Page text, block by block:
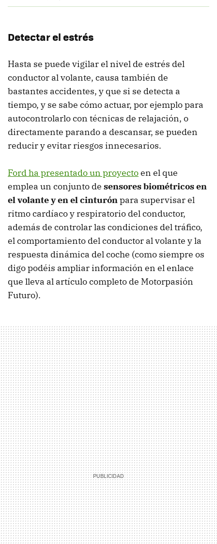
Detectar el estrés
Hasta se puede vigilar el nivel de estrés del
conductor al volante, causa también de
bastantes accidentes, y que si se detecta a
tiempo, y se sabe cómo actuar, por ejemplo para
autocontrolarlo con técnicas de relajación, o
directamente parando a descansar, se pueden
reducir y evitar riesgos innecesarios.
Ford ha presentado un proyectoen el que
emplea un conjunto de sensores biométricos en
el volante y en el cinturónpara supervisar el
ritmo cardíaco y respiratorio del conductor,
además de controlar las condiciones del tráfico,
el comportamiento del conductor al volante y la
respuesta dinámica del coche (como siempre os
digo podéis ampliar información en el enlace
que lleva al artículo completo de Motorpasión
Futuro).